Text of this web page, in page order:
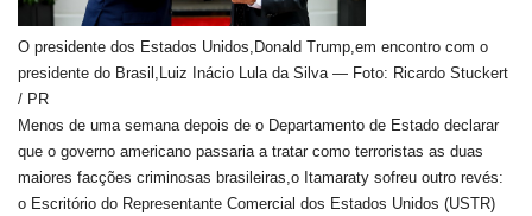
O presidente dos Estados Unidos,Donald Trump,em encontro com o
presidente do Brasil,Luiz Inácio Lula da Silva — Foto: Ricardo Stuckert
/ PR
Menos de uma semana depois de o Departamento de Estado declarar
que o governo americano passaria a tratar como terroristas as duas
maiores facções criminosas brasileiras,o Itamaraty sofreu outro revés:
o Escritório do Representante Comercial dos Estados Unidos (USTR)